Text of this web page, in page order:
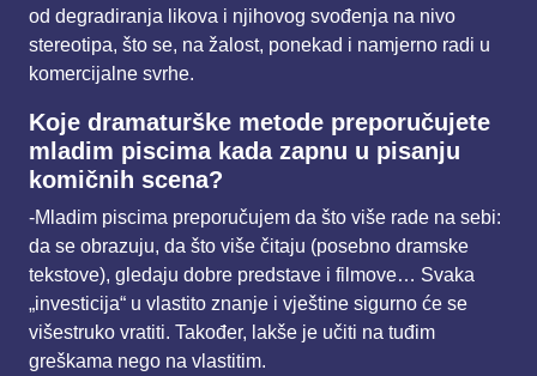
od degradiranja likova i njihovog svođenja na nivo
stereotipa, što se, na žalost, ponekad i namjerno radi u
komercijalne svrhe.
Koje dramaturške metode preporučujete
mladim piscima kada zapnu u pisanju
komičnih scena?
-Mladim piscima preporučujem da što više rade na sebi:
da se obrazuju, da što više čitaju (posebno dramske
tekstove), gledaju dobre predstave i filmove… Svaka
„investicija“ u vlastito znanje i vještine sigurno će se
višestruko vratiti. Također, lakše je učiti na tuđim
greškama nego na vlastitim.